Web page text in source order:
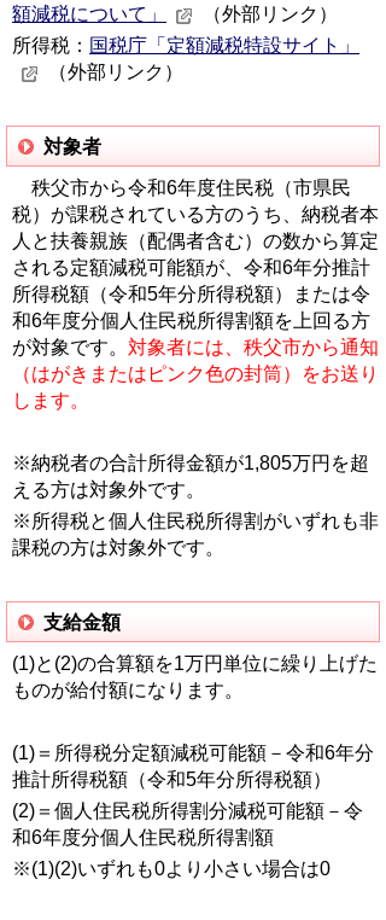
額減税について」
（外部リンク）
所得税： 国税庁「定額減税特設サイト」
（外部リンク）
対象者
秩父市から令和6年度住民税（市県民
税）が課税されている方のうち、納税者本
人と扶養親族（配偶者含む）の数から算定
される定額減税可能額が、令和6年分推計
所得税額（令和5年分所得税額）または令
和6年度分個人住民税所得割額を上回る方
が対象です。 対象者には、秩父市から通知
（はがきまたはピンク色の封筒）をお送り
します。
※納税者の合計所得金額が1,805万円を超
える方は対象外です。
※所得税と個人住民税所得割がいずれも非
課税の方は対象外です。
支給金額
(1)と(2)の合算額を1万円単位に繰り上げた
ものが給付額になります。
(1)＝所得税分定額減税可能額－令和6年分
推計所得税額（令和5年分所得税額）
(2)＝個人住民税所得割分減税可能額－令
和6年度分個人住民税所得割額
※(1)(2)いずれも0より小さい場合は0